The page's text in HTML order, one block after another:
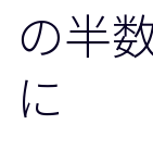
人材採用
研究連携
ウェブサイト
IR関連
の半
に